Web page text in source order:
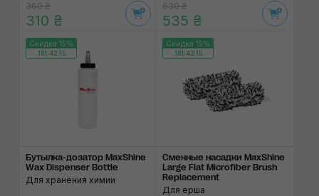
360 ₴
310 ₴
630 ₴
535 ₴
Скидка 15%
181:42:14
Бутылка-дозатор MaxShine
Wax Dispenser Bottle
Для хранения химии
Скидка 15%
181:42:14
Cменные насадки MaxShine
Large Flat Microfiber Brush
Replacement
Для ерша